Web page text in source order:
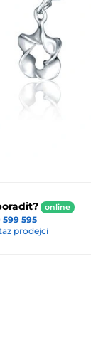
online
599 595
prodejci